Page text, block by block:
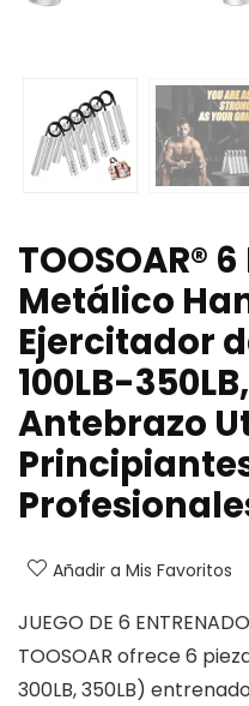
TOOSOAR®
Metálico
Ejercitador
100LB-
Antebrazo
Añadir a Mis Favoritos
JUEGO DE 6
TOOSOAR ofrece 6
300LB, 350LB)